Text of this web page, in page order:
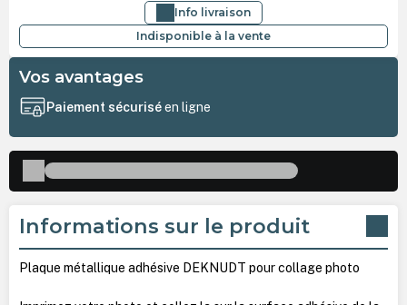
Info livraison
Indisponible à la vente
Vos avantages
Paiement sécuriséen ligne
Informations sur le produit
Plaque métallique adhésive DEKNUDT pour collage photo